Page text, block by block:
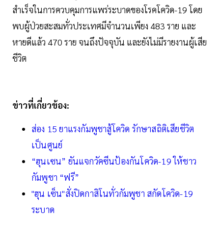
สำเร็จในการควบคุมการแพร่ระบาดของโรคโควิด-19 โดย
พบผู้ป่วยสะสมทั่วประเทศมีจำนวนเพียง 483 ราย และ
หายดีแล้ว 470 ราย จนถึงปัจจุบัน และยังไม่มีรายงานผู้เสีย
ชีวิต
ข่าวที่เกี่ยวข้อง:
ส่อง 15 ยาแรงกัมพูชาสู้โควิด รักษาสถิติเสียชีวิต
เป็นศูนย์
“ฮุนเซน” ยันแจกวัคซีนป้องกันโควิด-19 ให้ชาว
กัมพูชา “ฟรี”
"ฮุน เซ็น"สั่งปิดกาสิโนทั่วกัมพูชา สกัดโควิด-19
ระบาด